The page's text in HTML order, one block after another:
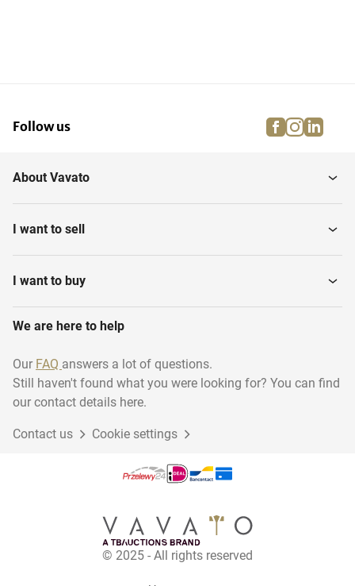
Follow us facebook
About Vavato
I want to sell
I want to buy
We are here to help
Our FAQ answers a lot of questions.
Still haven't found what you were looking for? You can find
our contact details here.
Contact us Cookie settings
© 2025 - All rights reserved